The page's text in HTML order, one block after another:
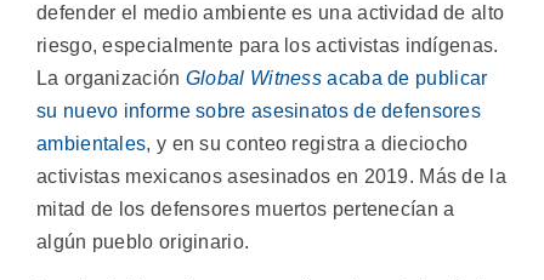
defender el medio ambiente es una actividad de alto
riesgo, especialmente para los activistas indígenas.
La organización Global Witnessacaba de publicar
su nuevo informe sobre asesinatos de defensores
ambientales, y en su conteo registra a dieciocho
activistas mexicanos asesinados en 2019. Más de la
mitad de los defensores muertos pertenecían a
algún pueblo originario.